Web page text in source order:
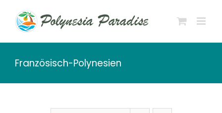
Inhalt
springen
Französisch-Polynesien